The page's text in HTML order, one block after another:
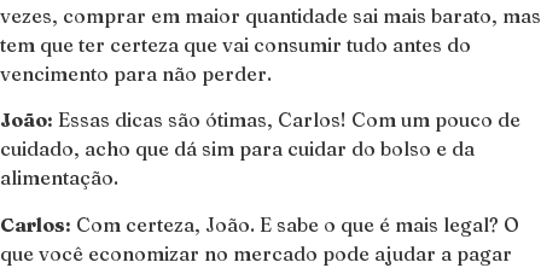
vezes, comprar em maior quantidade sai mais barato, mas
tem que ter certeza que vai consumir tudo antes do
vencimento para não perder.
João: Essas dicas são ótimas, Carlos! Com um pouco de
cuidado, acho que dá sim para cuidar do bolso e da
alimentação.
Carlos: Com certeza, João. E sabe o que é mais legal? O
que você economizar no mercado pode ajudar a pagar